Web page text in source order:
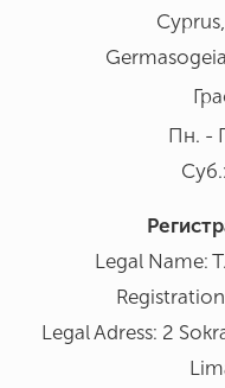
Пн. -
Legal Name:
Legal Adress: 2